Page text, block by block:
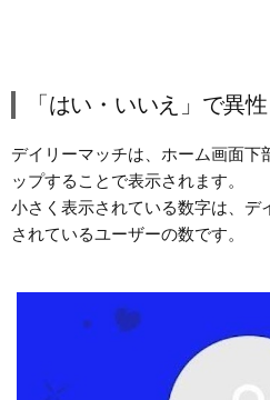
「はい・いいえ」で異
デイリーマッチは、ホーム画面下
ップすることで表示されます。
小さく表示されている数字は、デ
されているユーザーの数です。